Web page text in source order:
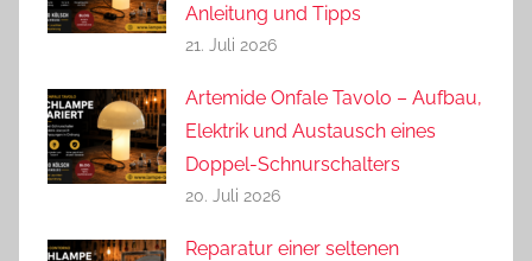
Anleitung und Tipps
21. Juli 2026
Artemide Onfale Tavolo – Aufbau,
Elektrik und Austausch eines
Doppel-Schnurschalters
20. Juli 2026
Reparatur einer seltenen